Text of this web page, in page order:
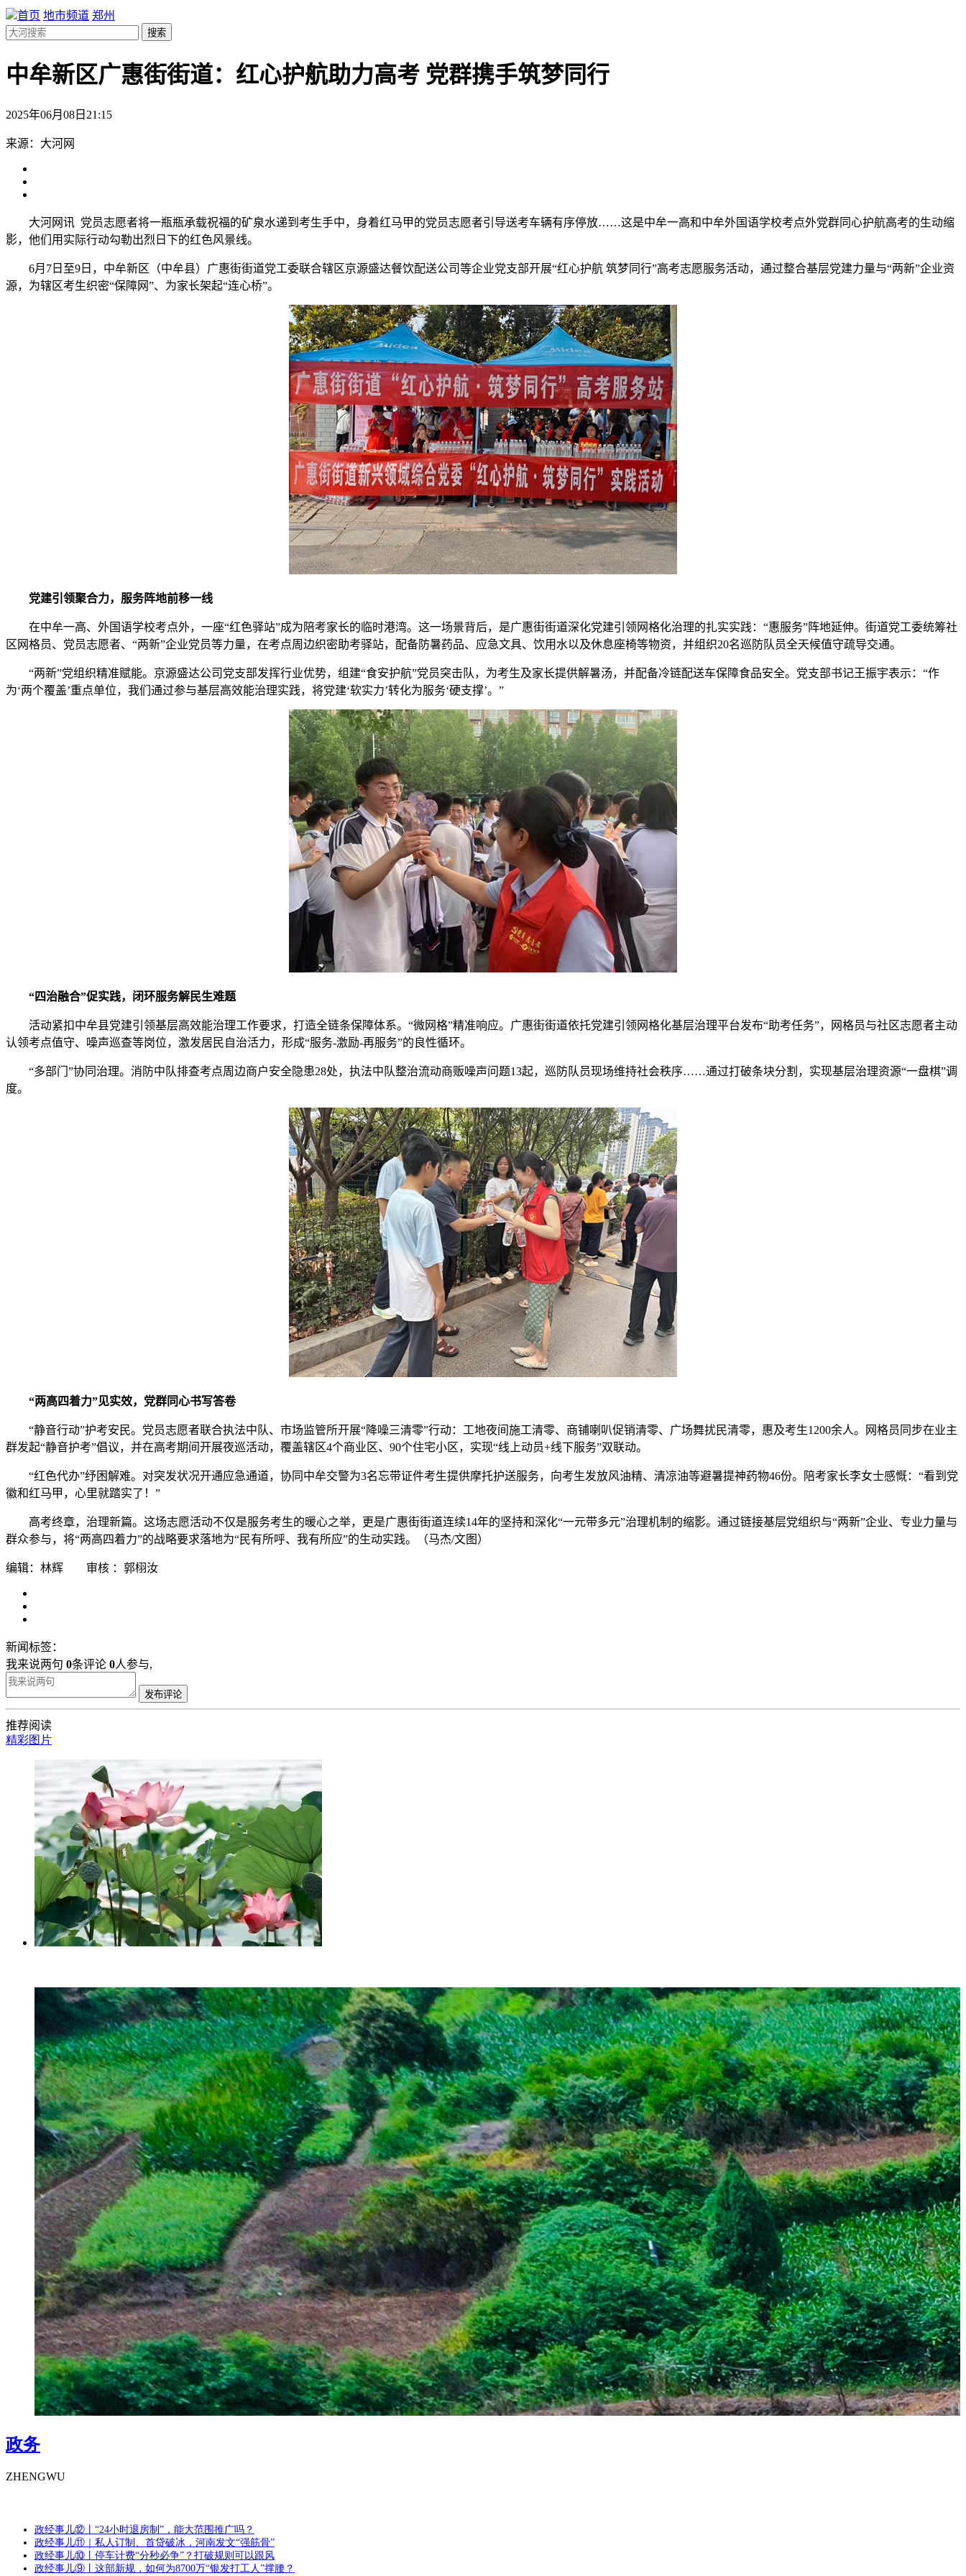
首页 地市频道 郑州
搜索
中牟新区广惠街街道：红心护航助力高考 党群携手筑梦同行
2025年06月08日21:15
来源：大河网
大河网讯 党员志愿者将一瓶瓶承载祝福的矿泉水递到考生手中，身着红马甲的党员志愿者引导送考车辆有序停放……这是中牟一高和中牟外国语学校考点外党群同心护航高考的生动缩
影，他们用实际行动勾勒出烈日下的红色风景线。
6月7日至9日，中牟新区（中牟县） 广惠街街道党工委联合辖区京源盛达餐饮配送公司等企业党支部开展“红心护航 筑梦同行”高考志愿服务活动，通过整合基层党建力量与“两新”企业资
源，为辖区考生织密“保障网”、为家长架起“连心桥”。
党建引领聚合力，服务阵地前移一线
在中牟一高、外国语学校考点外，一座“红色驿站”成为陪考家长的临时港湾。这一场景背后，是广惠街街道深化党建引领网格化治理的扎实实践：“惠服务”阵地延伸。街道党工委统筹社
区网格员、党员志愿者、“两新”企业党员等力量，在考点周边织密助考驿站，配备防暑药品、应急文具、饮用水以及休息座椅等物资，并组织20名巡防队员全天候值守疏导交通。
“两新”党组织精准赋能。京源盛达公司党支部发挥行业优势，组建“食安护航”党员突击队，为考生及家长提供解暑汤，并配备冷链配送车保障食品安全。党支部书记王振宇表示：“作
为‘两个覆盖’重点单位，我们通过参与基层高效能治理实践，将党建‘软实力’转化为服务‘硬支撑’。”
“四治融合”促实践，闭环服务解民生难题
活动紧扣中牟县党建引领基层高效能治理工作要求，打造全链条保障体系。“微网格”精准响应。广惠街街道依托党建引领网格化基层治理平台发布“助考任务”，网格员与社区志愿者主动
认领考点值守、噪声巡查等岗位，激发居民自治活力，形成“服务-激励-再服务”的良性循环。
“多部门”协同治理。消防中队排查考点周边商户安全隐患28处，执法中队整治流动商贩噪声问题13起，巡防队员现场维持社会秩序……通过打破条块分割，实现基层治理资源“一盘棋”调
度。
“两高四着力”见实效，党群同心书写答卷
“静音行动”护考安民。党员志愿者联合执法中队、市场监管所开展“降噪三清零”行动：工地夜间施工清零、商铺喇叭促销清零、广场舞扰民清零，惠及考生1200余人。网格员同步在业主
群发起“静音护考”倡议，并在高考期间开展夜巡活动，覆盖辖区4个商业区、90个住宅小区，实现“线上动员+线下服务”双联动。
“红色代办”纾困解难。对突发状况开通应急通道，协同中牟交警为3名忘带证件考生提供摩托护送服务，向考生发放风油精、清凉油等避暑提神药物46份。陪考家长李女士感慨：“看到党
徽和红马甲，心里就踏实了！”
高考终章，治理新篇。这场志愿活动不仅是服务考生的暖心之举，更是广惠街街道连续14年的坚持和深化“一元带多元”治理机制的缩影。通过链接基层党组织与“两新”企业、专业力量与
群众参与，将“两高四着力”的战略要求落地为“民有所呼、我有所应”的生动实践。（马杰/文图）
编辑：林辉 审核 ：郭栩汝
新闻标签：
我来说两句 0条评论 0人参与,
发布评论
推荐阅读